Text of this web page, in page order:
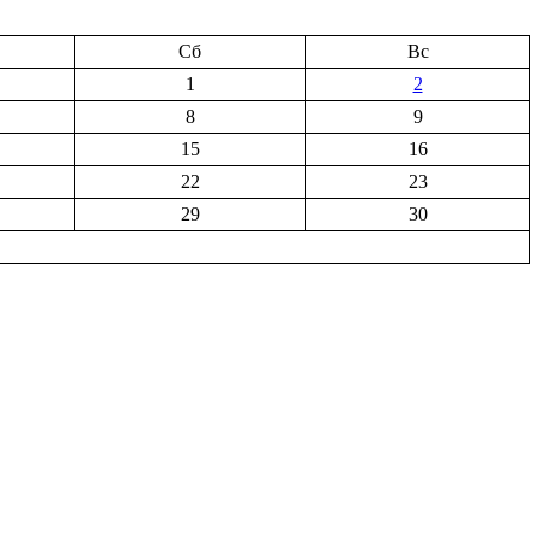
Сб
Вс
1
2
8
9
15
16
22
23
29
30